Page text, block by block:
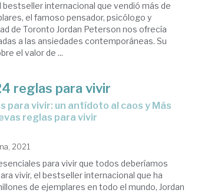
bestseller internacional que vendió más de
el famoso pensador, psicólogo y
de Toronto Jordan Peterson nos ofrecía
a las ansiedades contemporáneas. Su
el valor de ...
reglas para vivir
reglas para vivir
2021
para vivir que todos deberíamos
vivir, el bestseller internacional que ha
de ejemplares en todo el mundo, Jordan